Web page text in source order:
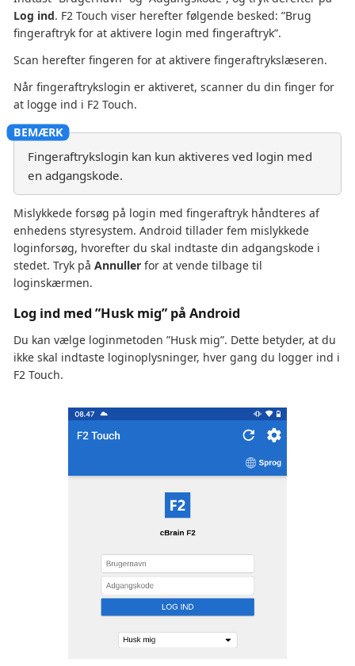
Log ind. F2 Touch viser herefter følgende besked: ”Brug
fingeraftryk for at aktivere login med fingeraftryk”.
Scan herefter fingeren for at aktivere fingeraftrykslæseren.
Når fingeraftrykslogin er aktiveret, scanner du din finger for
at logge ind i F2 Touch.
Fingeraftrykslogin kan kun aktiveres ved login med
en adgangskode.
Mislykkede forsøg på login med fingeraftryk håndteres af
enhedens styresystem. Android tillader fem mislykkede
loginforsøg, hvorefter du skal indtaste din adgangskode i
stedet. Tryk på Annuller for at vende tilbage til
loginskærmen.
Log ind med ”Husk mig” på Android
Du kan vælge loginmetoden ”Husk mig”. Dette betyder, at du
ikke skal indtaste loginoplysninger, hver gang du logger ind i
F2 Touch.